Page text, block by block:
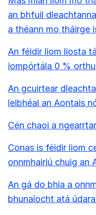
an bhfuil
a théann mo tháirge
An féidir liom liosta
iompórtála 0 %
An gcuirtear
leibhéal an Aontais
Cén chaoi a
Conas is féidir liom
onnmhairiú chuig an
An gá do bhia a
bhunaíocht atá